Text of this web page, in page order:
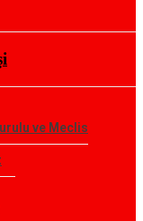
ve Meclis